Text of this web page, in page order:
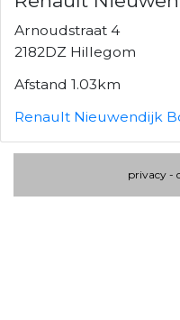
Arnoudstraat 4
2182DZ Hillegom
Afstand 1.03km
Renault Nieuwendijk
privacy -